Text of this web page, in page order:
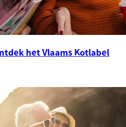
het Vlaams Kotlabel